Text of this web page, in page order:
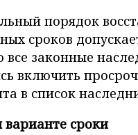
порядок
сроков
все законные
включить
в список
сроки